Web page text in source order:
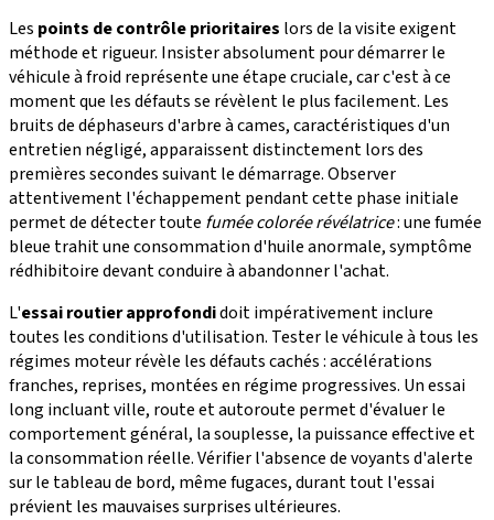
Les points de contrôle prioritaires lors de la visite exigent
méthode et rigueur. Insister absolument pour démarrer le
véhicule à froid représente une étape cruciale, car c'est à ce
moment que les défauts se révèlent le plus facilement. Les
bruits de déphaseurs d'arbre à cames, caractéristiques d'un
entretien négligé, apparaissent distinctement lors des
premières secondes suivant le démarrage. Observer
attentivement l'échappement pendant cette phase initiale
permet de détecter toute fumée colorée révélatrice: une fumée
bleue trahit une consommation d'huile anormale, symptôme
rédhibitoire devant conduire à abandonner l'achat.
L'essai routier approfondidoit impérativement inclure
toutes les conditions d'utilisation. Tester le véhicule à tous les
régimes moteur révèle les défauts cachés : accélérations
franches, reprises, montées en régime progressives. Un essai
long incluant ville, route et autoroute permet d'évaluer le
comportement général, la souplesse, la puissance effective et
la consommation réelle. Vérifier l'absence de voyants d'alerte
sur le tableau de bord, même fugaces, durant tout l'essai
prévient les mauvaises surprises ultérieures.